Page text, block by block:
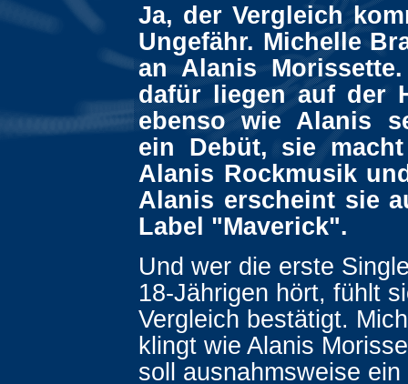
Ja, der Vergleich
Ungefähr. Michelle
an Alanis
dafür liegen auf der
ebenso wie Alanis
ein Debüt, sie
Alanis Rockmusik
Alanis erscheint sie
Label "Maverick".
Und wer die erste
18-Jährigen hört, fühlt
Vergleich bestätigt.
klingt wie Alanis
soll ausnahmsweise